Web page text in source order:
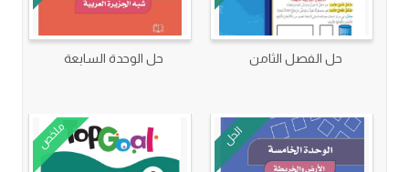
حل الفصل الثامن حل الوحدة السابعة
الحل ملخص